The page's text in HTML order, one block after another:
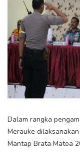
Dalam rangka
Merauke
Mantap Brata Matoa